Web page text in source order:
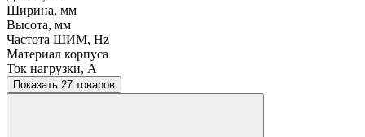
Ширина, мм
Высота, мм
Частота ШИМ, Hz
Материал корпуса
Ток нагрузки, A
Показать 27 товаров